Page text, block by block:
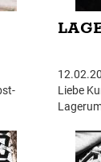
Liebe